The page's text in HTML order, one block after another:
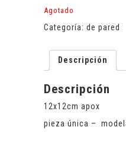
Agotado
Categoría: de pared
Descripción
Descripción
12x12cm apox
pieza única –